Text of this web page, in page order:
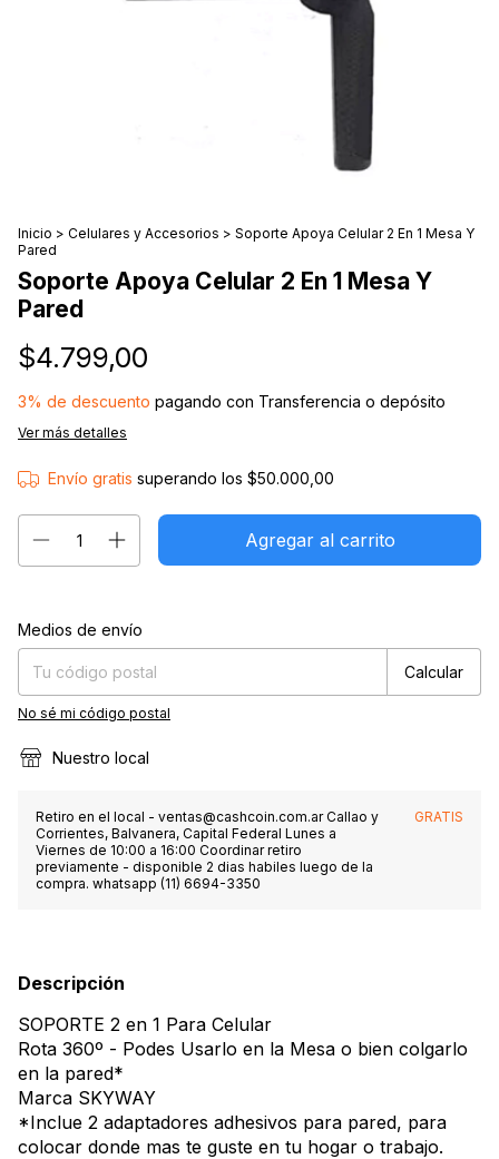
Inicio > Celulares y Accesorios > Soporte Apoya Celular 2 En 1 Mesa Y
Pared
Soporte Apoya Celular 2 En 1 Mesa Y
Pared
$4.799,00
3% de descuento pagando con Transferencia o depósito
Ver más detalles
Envío gratis superando los $50.000,00
Entregas para el CP:
Medios de envío
Calcular
No sé mi código postal
Nuestro local
Retiro en el local - ventas@cashcoin.com.arCallao y
Corrientes, Balvanera, Capital Federal Lunes a
Viernes de 10:00 a 16:00 Coordinar retiro
previamente - disponible 2 dias habiles luego de la
compra. whatsapp (11) 6694-3350
GRATIS
Descripción
SOPORTE 2 en 1 Para Celular
Rota 360º - Podes Usarlo en la Mesa o bien colgarlo
en la pared*
Marca SKYWAY
*Inclue 2 adaptadores adhesivos para pared, para
colocar donde mas te guste en tu hogar o trabajo.